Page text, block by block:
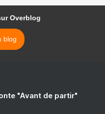
Overblog
blog
"Avant de partir"